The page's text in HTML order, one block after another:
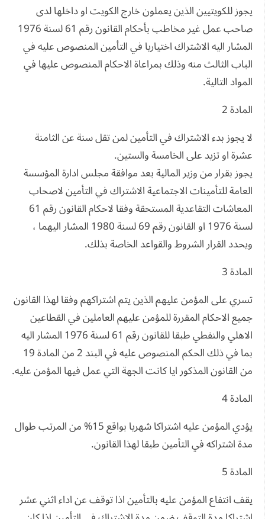
يجوز للكويتيين الذين يعملون خارج الكويت او داخلها لدى
صاحب عمل غير مخاطب بأحكام القانون رقم 61 لسنة 1976
المشار اليه الاشتراك اختياريا في التأمين المنصوص عليه في
الباب الثالث منه وذلك بمراعاة الاحكام المنصوص عليها في
المواد التالية.
المادة 2
لا يجوز بدء الاشتراك في التأمين لمن تقل سنة عن الثامنة
عشرة او تزيد على الخامسة والستين.
يجوز بقرار من وزير المالية بعد موافقة مجلس ادارة المؤسسة
العامة للتأمينات الاجتماعية الاشتراك في التأمين لاصحاب
المعاشات التقاعدية المستحقة وفقا لاحكام القانون رقم 61
لسنة 1976 او القانون رقم 69 لسنة 1980 المشار اليهما ،
ويحدد القرار الشروط والقواعد الخاصة بذلك.
المادة 3
تسري على المؤمن عليهم الذين يتم اشتراكهم وفقا لهذا القانون
جميع الاحكام المقررة للمؤمن عليهم العاملين في القطاعين
الاهلي والنفطي طبقا للقانون رقم 61 لسنة 1976 المشار اليه
بما في ذلك الحكم المنصوص عليه في البند 2 من المادة 19
من القانون المذكور ايا كانت الجهة التي عمل فيها المؤمن عليه.
المادة 4
يؤدي المؤمن عليه اشتراكا شهريا بواقع 15% من المرتب طوال
مدة اشتراكه في التأمين طبقا لهذا القانون.
المادة 5
يقف انتفاع المؤمن عليه بالتأمين اذا توقف عن اداء اثني عشر